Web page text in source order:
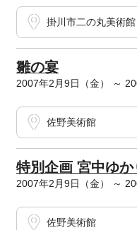
掛川市二の丸美術館
雛の宴
2007年2月9日（金） ～
佐野美術館
特別企画 宮中ゆ
2007年2月9日（金） ～
佐野美術館